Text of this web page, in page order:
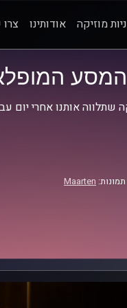
מוזיקה אודותינו
המסע
שתלווה אותנו אחרי יום
Maarten